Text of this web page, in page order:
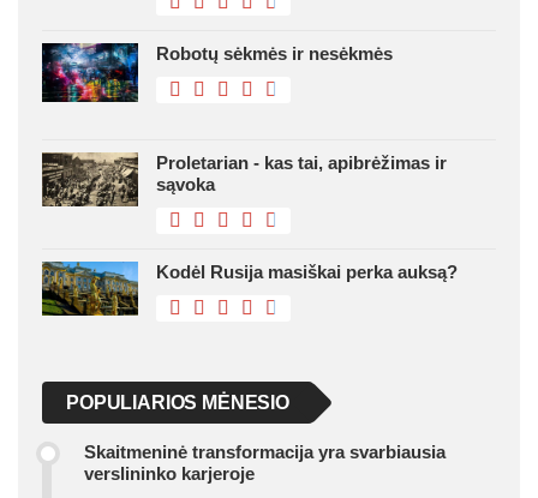
Robotų sėkmės ir nesėkmės
Proletarian - kas tai, apibrėžimas ir
sąvoka
Kodėl Rusija masiškai perka auksą?
POPULIARIOS MĖNESIO
Skaitmeninė transformacija yra svarbiausia
verslininko karjeroje